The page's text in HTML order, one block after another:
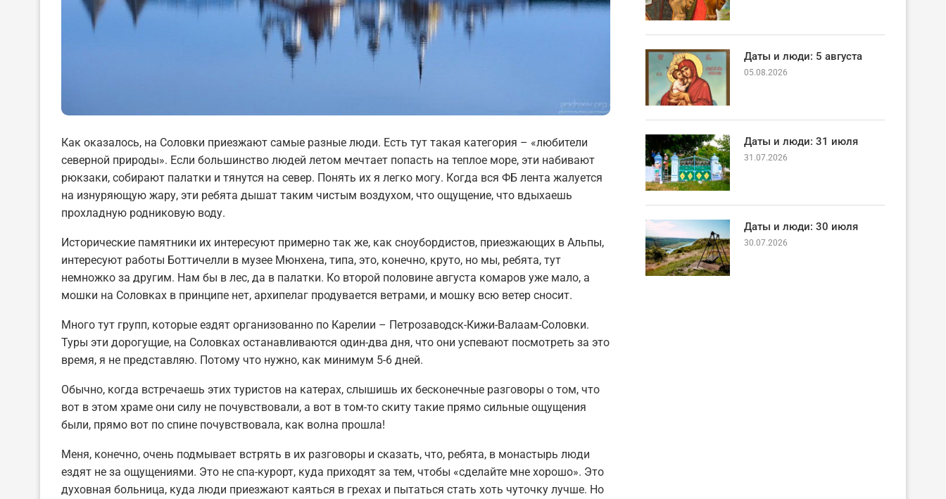
Как оказалось, на Соловки приезжают самые разные люди. Есть тут такая категория – «любители
северной природы». Если большинство людей летом мечтает попасть на теплое море, эти набивают
рюкзаки, собирают палатки и тянутся на север. Понять их я легко могу. Когда вся ФБ лента жалуется
на изнуряющую жару, эти ребята дышат таким чистым воздухом, что ощущение, что вдыхаешь
прохладную родниковую воду.
Исторические памятники их интересуют примерно так же, как сноубордистов, приезжающих в Альпы,
интересуют работы Боттичелли в музее Мюнхена, типа, это, конечно, круто, но мы, ребята, тут
немножко за другим. Нам бы в лес, да в палатки. Ко второй половине августа комаров уже мало, а
мошки на Соловках в принципе нет, архипелаг продувается ветрами, и мошку всю ветер сносит.
Много тут групп, которые ездят организованно по Карелии – Петрозаводск-Кижи-Валаам-Соловки.
Туры эти дорогущие, на Соловках останавливаются один-два дня, что они успевают посмотреть за это
время, я не представляю. Потому что нужно, как минимум 5-6 дней.
Обычно, когда встречаешь этих туристов на катерах, слышишь их бесконечные разговоры о том, что
вот в этом храме они силу не почувствовали, а вот в том-то скиту такие прямо сильные ощущения
были, прямо вот по спине почувствовала, как волна прошла!
Меня, конечно, очень подмывает встрять в их разговоры и сказать, что, ребята, в монастырь люди
ездят не за ощущениями. Это не спа-курорт, куда приходят за тем, чтобы «сделайте мне хорошо». Это
духовная больница, куда люди приезжают каяться в грехах и пытаться стать хоть чуточку лучше. Но
Даты и люди: 5 августа
05.08.2026
Даты и люди: 31 июля
31.07.2026
Даты и люди: 30 июля
30.07.2026